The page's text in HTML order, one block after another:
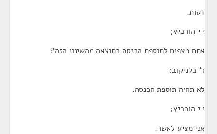
דקות.
י י הורביץ;
אתם מצפים לתוספת הכנסה כתוצאה מהשינוי הזה?
ר' בלניקוב;
לא תהיה תוספת הכנסה.
י י הורביץ;
אני מציע לאשר.